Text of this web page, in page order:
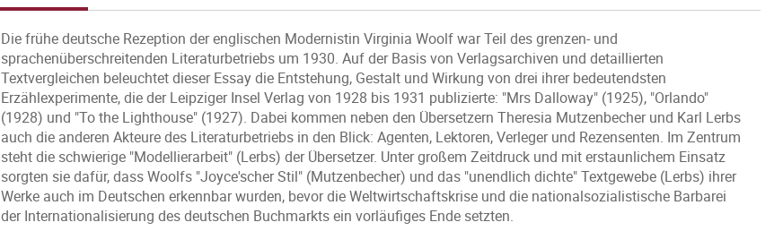
Die frühe deutsche Rezeption der englischen Modernistin Virginia Woolf war Teil des grenzen- und
sprachenüberschreitenden Literaturbetriebs um 1930. Auf der Basis von Verlagsarchiven und detaillierten
Textvergleichen beleuchtet dieser Essay die Entstehung, Gestalt und Wirkung von drei ihrer bedeutendsten
Erzählexperimente, die der Leipziger Insel Verlag von 1928 bis 1931 publizierte: "Mrs Dalloway" (1925), "Orlando"
(1928) und "To the Lighthouse" (1927). Dabei kommen neben den Übersetzern Theresia Mutzenbecher und Karl Lerbs
auch die anderen Akteure des Literaturbetriebs in den Blick: Agenten, Lektoren, Verleger und Rezensenten. Im Zentrum
steht die schwierige "Modellierarbeit" (Lerbs) der Übersetzer. Unter großem Zeitdruck und mit erstaunlichem Einsatz
sorgten sie dafür, dass Woolfs "Joyce'scher Stil" (Mutzenbecher) und das "unendlich dichte" Textgewebe (Lerbs) ihrer
Werke auch im Deutschen erkennbar wurden, bevor die Weltwirtschaftskrise und die nationalsozialistische Barbarei
der Internationalisierung des deutschen Buchmarkts ein vorläufiges Ende setzten.